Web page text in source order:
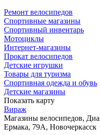
Ремонт велосипедов
Спортивные магазины
Спортивный инвентарь
Мотоциклы
Интернет-магазины
Прокат велосипедов
Детские игрушки
Товары для туризма
Спортивная одежда и обувь
Детские магазины
Показать карту
Вираж
Магазины велосипедов,
Ермака, 79А, Новочеркасск